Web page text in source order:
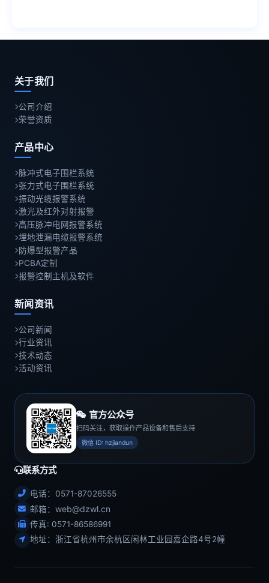
关于我们
公司介绍
荣誉资质
产品中心
脉冲式电子围栏系统
张力式电子围栏系统
振动光缆报警系统
激光及红外对射报警
高压脉冲电网报警系统
埋地泄漏电缆报警系统
防爆型报警产品
PCBA定制
报警控制主机及软件
新闻资讯
公司新闻
行业资讯
技术动态
活动资讯
官方公众号
扫码关注，获取操作产品设备和售后支持
微信 ID: hzjiandun
联系方式
电话：0571-87026555
邮箱： web@dzwl.cn
传真: 0571-86586991
地址：浙江省杭州市余杭区闲林工业园嘉企路4号2幢